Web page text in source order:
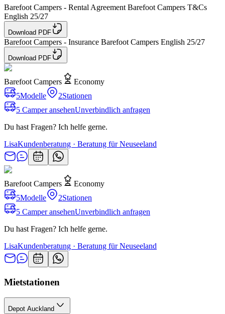
Barefoot Campers - Rental Agreement Barefoot Campers T&Cs
English 25/27
Download PDF
Barefoot Campers - Insurance Barefoot Campers English 25/27
Download PDF
Barefoot Campers
Economy
5Modelle 2Stationen
5 Camper ansehenUnverbindlich anfragen
Du hast Fragen? Ich helfe gerne.
LisaKundenberatung · Beratung für Neuseeland
Barefoot Campers
Economy
5Modelle 2Stationen
5 Camper ansehenUnverbindlich anfragen
Du hast Fragen? Ich helfe gerne.
LisaKundenberatung · Beratung für Neuseeland
Mietstationen
Depot Auckland